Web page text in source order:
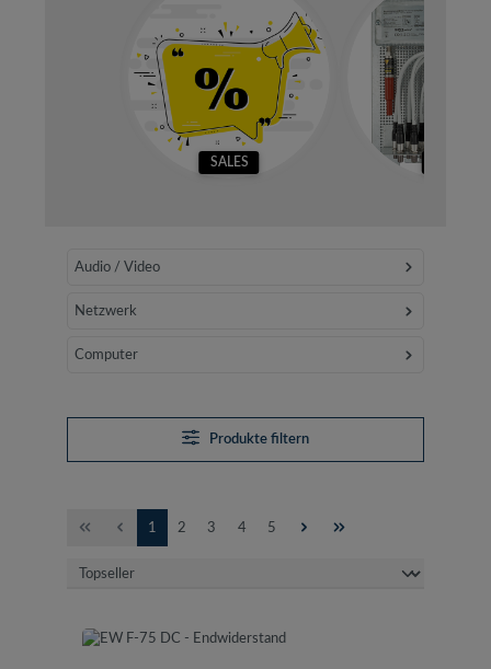
SALES
Audio / Video
Netzwerk
Computer
Produkte filtern
Seite
1 Seite
2 Seite
3 Seite
4 Seite
5